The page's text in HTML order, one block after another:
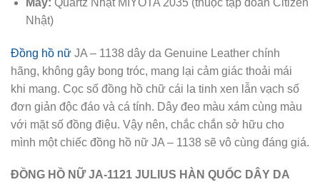
Nhật)
Đồng hồ nữ JA – 1138 dây da Genuine Leather chính
hãng, không gây bong tróc, mang lại cảm giác thoải mái
khi mang. Cọc số đồng hồ chữ cái la tinh xen lẫn vạch số
đơn giản độc đáo và cá tính. Dây đeo màu xám cùng màu
với mặt số đồng điệu. Vậy nên, chắc chắn sở hữu cho
mình một chiếc đồng hồ nữ JA – 1138 sẽ vô cùng đáng giá.
ĐỒNG HỒ NỮ JA-1121 JULIUS HÀN QUỐC DÂY DA